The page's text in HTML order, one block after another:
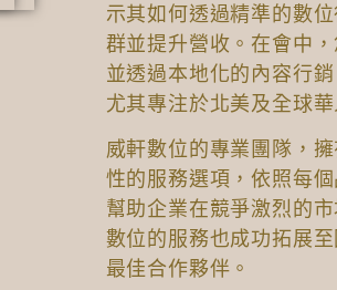
示其如何透過精準的數
群並提升營收。在會中
並透過本地化的內容行
尤其專注於北美及全球
威軒數位的專業團隊，
性的服務選項，依照每
幫助企業在競爭激烈的
數位的服務也成功拓展
最佳合作夥伴。